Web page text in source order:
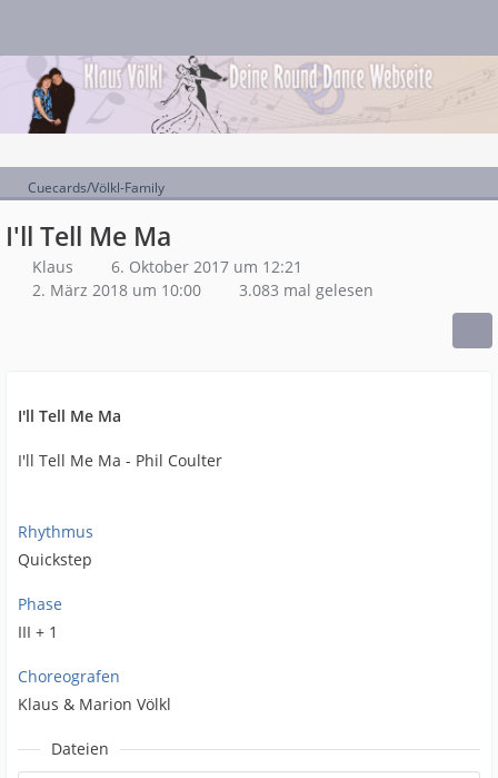
Cuecards/Völkl-Family
I'll Tell Me Ma
Klaus
6. Oktober 2017 um 12:21
2. März 2018 um 10:00
3.083 mal gelesen
I'll Tell Me Ma
I'll Tell Me Ma - Phil Coulter
Rhythmus
Quickstep
Phase
III + 1
Choreografen
Klaus & Marion Völkl
Dateien